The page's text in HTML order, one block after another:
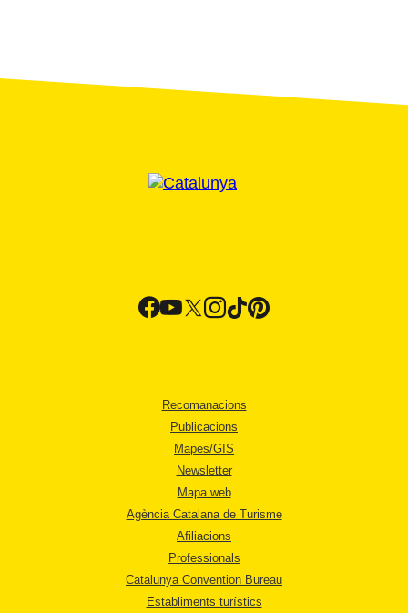
Recomanacions
Publicacions
Mapes/GIS
Newsletter
Mapa web
Agència Catalana de Turisme
Afiliacions
Professionals
Catalunya Convention Bureau
Establiments turístics